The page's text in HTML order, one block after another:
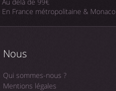
En France métropolitaine & Monaco
Nous
Qui sommes-nous ?
Mentions légales